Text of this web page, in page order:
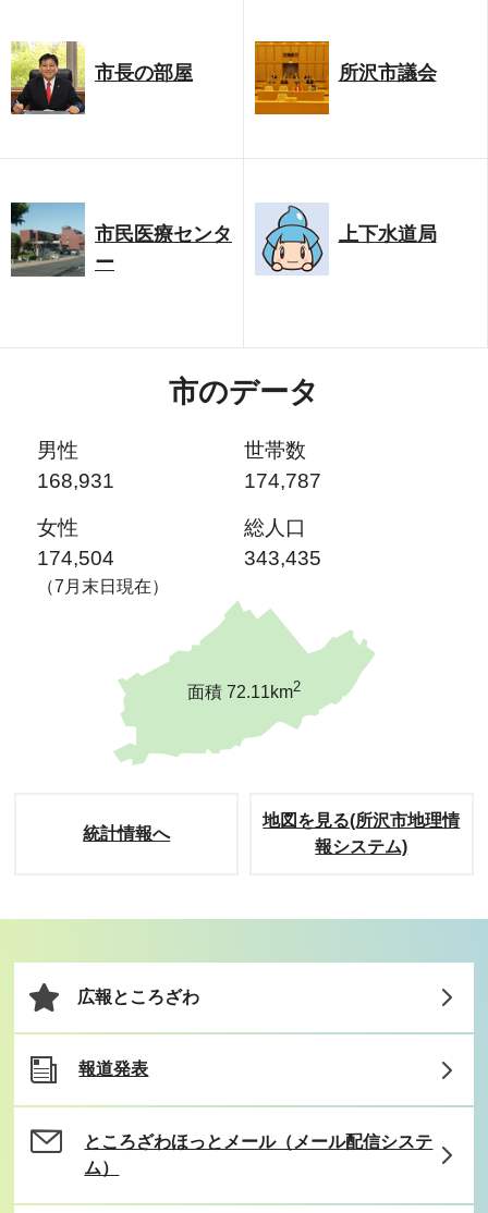
市長の部屋 所沢市議会
市民医療センタ
ー
上下水道局
市のデータ
男性
168,931
世帯数
174,787
女性
174,504
総人口
343,435
（7月末日現在）
面積 72.11km2
統計情報へ
地図を見る(所沢市地理情
報システム)
広報ところざわ
報道発表
ところざわほっとメール（メール配信システ
ム）